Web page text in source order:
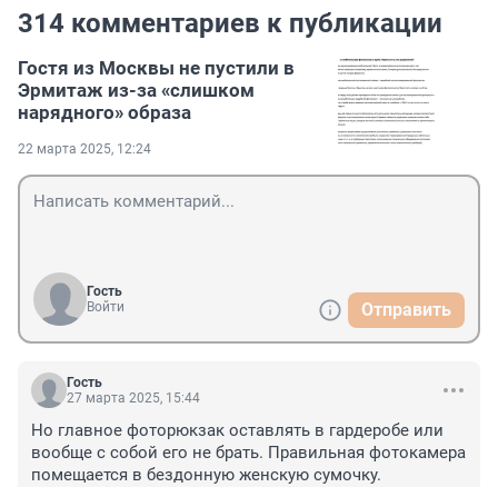
314 комментариев к публикации
Гостя из Москвы не пустили в
Эрмитаж из-за «слишком
нарядного» образа
22 марта 2025, 12:24
Гость
Войти
Отправить
Гость
27 марта 2025, 15:44
Но главное фоторюкзак оставлять в гардеробе или
вообще с собой его не брать. Правильная фотокамера
помещается в бездонную женскую сумочку.